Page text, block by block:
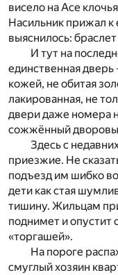
висело на Асе
Насильник прижал к
выяснилось:
И тут на
единственная
кожей, не обитая
лакированная, не
двери даже номера
сожжённый
Здесь с
приезжие. Не
подъезд им шибко
дети как стая
тишину. Жильцам
поднимет и опустит
«торгашей».
На пороге
смуглый хозяин